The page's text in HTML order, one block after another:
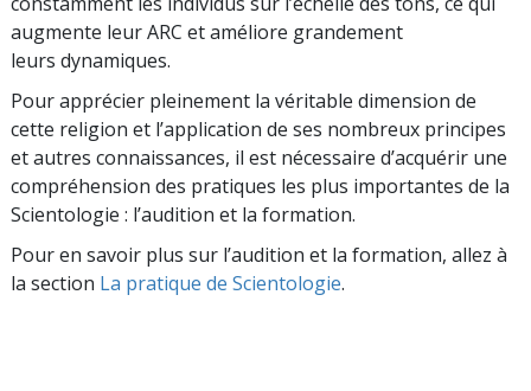
augmente leur ARC et améliore grandement
leurs dynamiques.
Pour apprécier pleinement la véritable dimension de
cette religion et l’application de ses nombreux principes
et autres connaissances, il est nécessaire d’acquérir une
compréhension des pratiques les plus importantes de la
Scientologie : l’audition et la formation.
Pour en savoir plus sur l’audition et la formation, allez à
la section La pratique de Scientologie.